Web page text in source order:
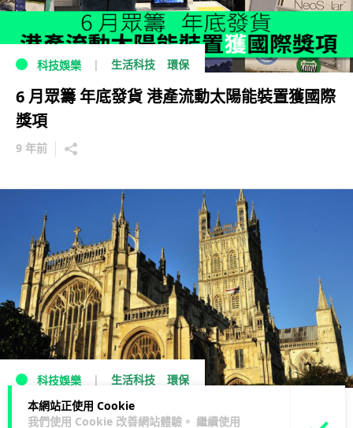
本網站正使用 Cookie
我們使用 Cookie 改善網站體驗。 繼續使用
科技娛樂 生活科技 環保
6 月眾籌 年底發貨 港產流動太陽能裝置獲國際
獎項
9 年前
科技娛樂 生活科技 環保
哈利波特電影場景 千年歷史教堂為減碳出分力